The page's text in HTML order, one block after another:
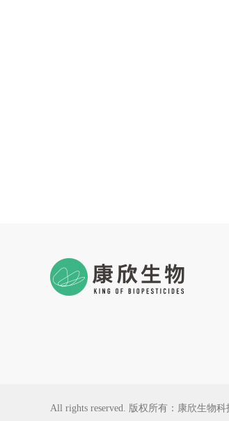
All rights reserved. 版权所有：康欣生物